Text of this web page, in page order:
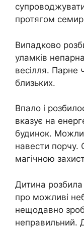
протягом
Випадково
уламків
весілля. Парне
близьких.
Впало і
вказує на
будинок.
навести порчу.
магічною
Дитина
про можливі
нещодавно
неправильний.